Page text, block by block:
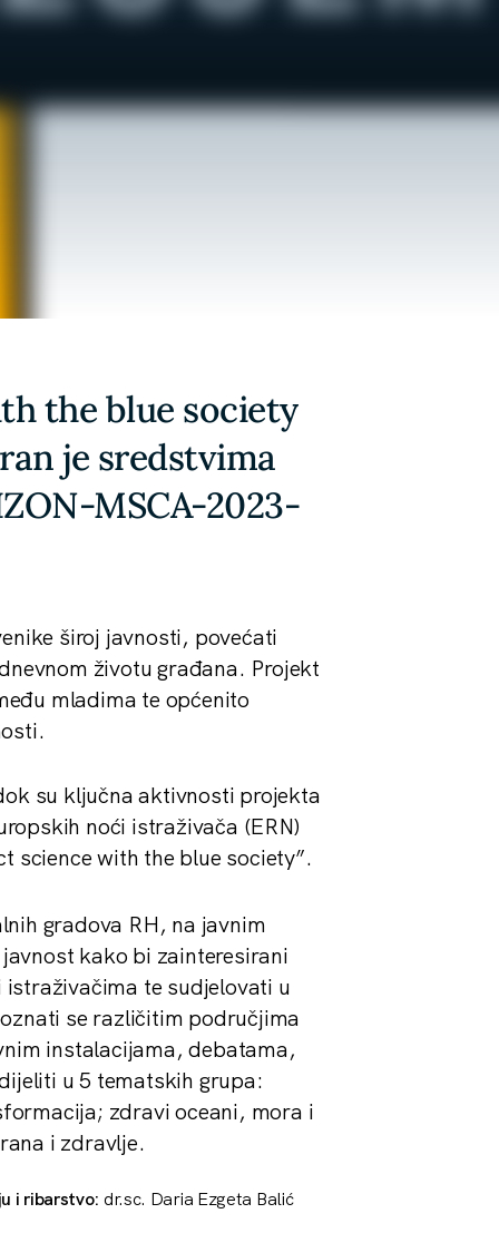
the blue society
je sredstvima
MSCA-2023-
široj javnosti, povećati
životu građana. Projekt
mladima te općenito
su ključna aktivnosti projekta
noći istraživača (ERN)
science with the blue society”.
gradova RH, na javnim
kako bi zainteresirani
te sudjelovati u
se različitim područjima
instalacijama, debatama,
u 5 tematskih grupa:
zdravi oceani, mora i
i zdravlje.
i ribarstvo: dr.sc. Daria Ezgeta Balić